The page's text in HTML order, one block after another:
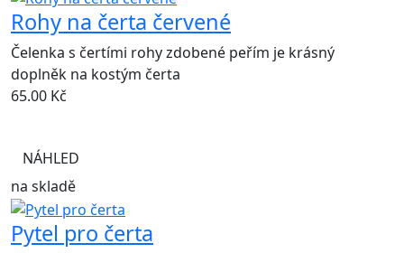
Rohy na čerta červené
Čelenka s čertími rohy zdobené peřím je krásný
doplněk na kostým čerta
65.00 Kč
NÁHLED
na skladě
Pytel pro čerta